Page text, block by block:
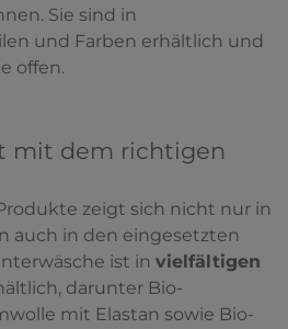
Sie sind in
und Farben erhältlich und
offen.
mit dem richtigen
zeigt sich nicht nur in
auch in den eingesetzten
ist in vielfältigen
darunter Bio-
mit Elastan sowie Bio-